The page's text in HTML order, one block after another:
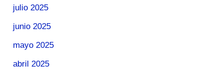
julio 2025
junio 2025
mayo 2025
abril 2025